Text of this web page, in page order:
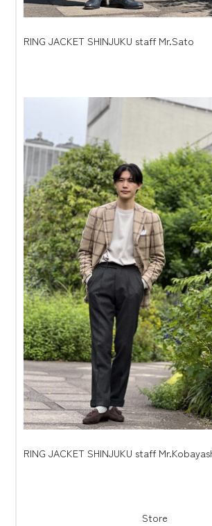
RING JACKET SHINJUKU staff Mr.Sato
RING JACKET SHINJUKU staff
Store